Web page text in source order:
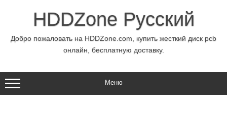
содержимомуHDDZone Русский
Добро пожаловать на HDDZone.com, купить жесткий диск pcb
онлайн, бесплатную доставку.
Меню